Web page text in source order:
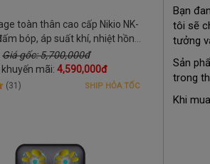
toàn thân cao cấp Nikio NK-
bóp, áp suất khí, nhiệt hồng
ngoại
Giá gốc: 5,700,000đ
khuyến mãi: 4,590,000đ
(31) SHIP HỎA TỐC
Bạn
tôi sẽ
tưởng
Sản
trong
Khi